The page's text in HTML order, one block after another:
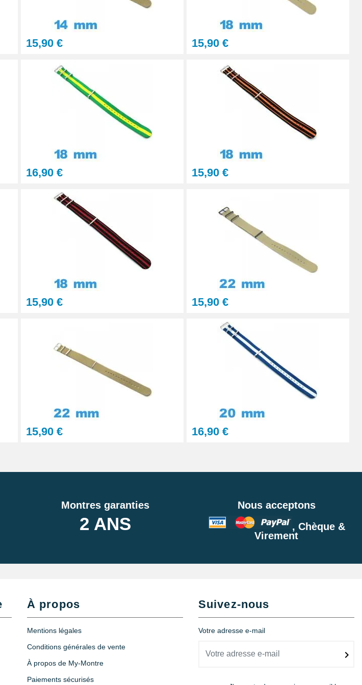
Ajouter au panier
Ajouter au panier
Ajouter au panier
15,90 € 15,90 €
16,90 € 15,90 €
15,90 € 15,90 €
15,90 € 16,90 €
Montres garanties
2 ANS
Nous acceptons
, Chèque &
Virement
À propos
Mentions légales
Conditions générales de vente
À propos de My-Montre
Paiements sécurisés
Suivez-nous
Votre adresse e-mail